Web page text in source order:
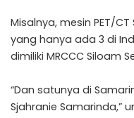
Misalnya, mesin PET/
yang hanya ada 3 di
dimiliki MRCCC Siloam
“Dan satunya di
Sjahranie Samarinda,”